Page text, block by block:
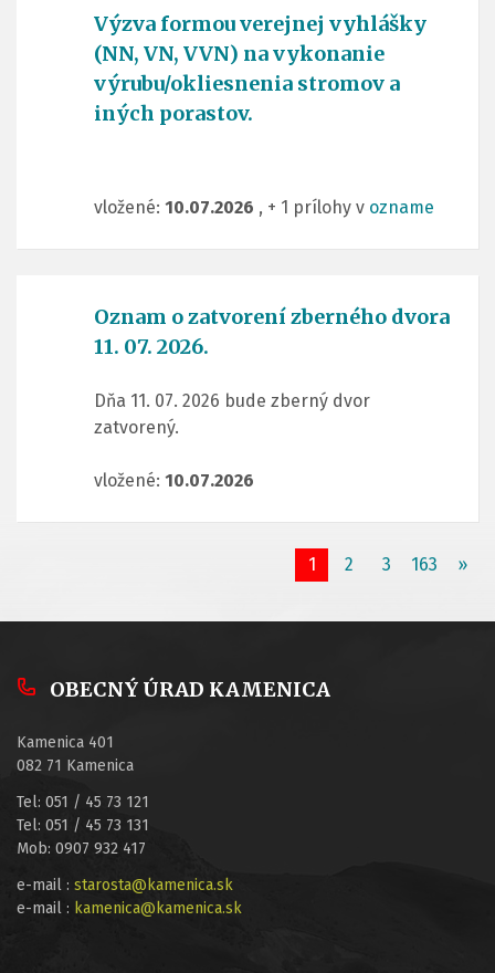
Výzva formou verejnej vyhlášky
(NN, VN, VVN) na vykonanie
výrubu/okliesnenia stromov a
iných porastov.
vložené: 10.07.2026 , + 1 prílohy v ozname
Oznam o zatvorení zberného dvora
11. 07. 2026.
Dňa 11. 07. 2026 bude zberný dvor
zatvorený.
vložené: 10.07.2026
1 2 3 163 »
OBECNÝ ÚRAD KAMENICA
Kamenica 401
082 71 Kamenica
Tel: 051 / 45 73 121
Tel: 051 / 45 73 131
Mob: 0907 932 417
e-mail : starosta@kamenica.sk
e-mail : kamenica@kamenica.sk